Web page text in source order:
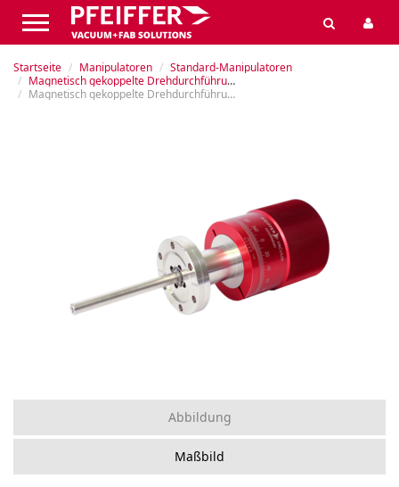
Startseite Manipulatoren
Standard-Manipulatoren
Magnetisch gekoppelte Drehdurchführungen
Magnetisch gekoppelte Drehdurchführung
Abbildung
Maßbild